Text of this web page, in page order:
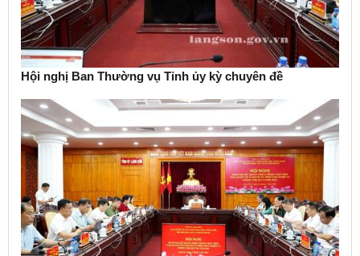
Hội nghị Ban Thường vụ Tỉnh ủy kỳ chuyên đề